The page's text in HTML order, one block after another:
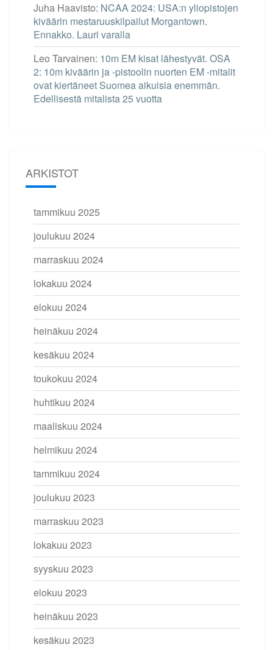
Juha Haavisto: NCAA 2024: USA:n yliopistojen
kiväärin mestaruuskilpailut Morgantown.
Ennakko. Lauri varalla
Leo Tarvainen: 10m EM kisat lähestyvät. OSA
2: 10m kiväärin ja -pistoolin nuorten EM -mitalit
ovat kiertäneet Suomea aikuisia enemmän.
Edellisestä mitalista 25 vuotta
ARKISTOT
tammikuu 2025
joulukuu 2024
marraskuu 2024
lokakuu 2024
elokuu 2024
heinäkuu 2024
kesäkuu 2024
toukokuu 2024
huhtikuu 2024
maaliskuu 2024
helmikuu 2024
tammikuu 2024
joulukuu 2023
marraskuu 2023
lokakuu 2023
syyskuu 2023
elokuu 2023
heinäkuu 2023
kesäkuu 2023